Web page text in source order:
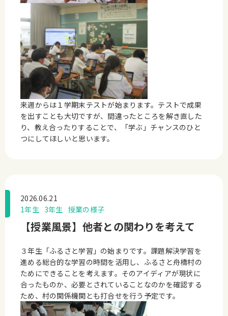
来週からは１学期末テストが始まります。テストで成果
を出すことも大切ですが、間違ったところを解き直した
り、教え合ったりすることで、「学ぶ」チャンスのひと
つにしてほしいと思います。
2026.06.21
1年生 3年生 授業の様子
【授業風景】他者との関わりを考えて
３年生「ふるさと学習」の始まりです。課題解決学習を
進める総合的な学習の時間を活用し、ふるさと舟橋村の
ためにできることを考えます。そのアイディアが現状に
合ったものか、必要とされていることなのかを確認する
ため、村の関係機関とも打合せを行う予定です。